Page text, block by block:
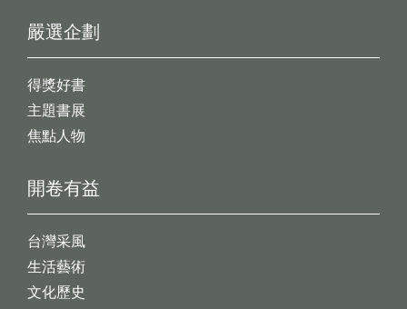
開卷有益
台灣采風
生活藝術
文化歷史
嚴選企劃
得獎好書
主題書展
焦點人物